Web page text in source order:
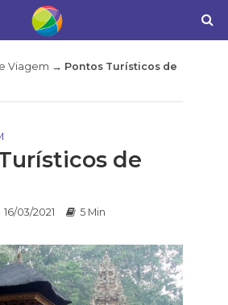
Viagem → Pontos Turísticos de
de
16/03/2021 5 Min